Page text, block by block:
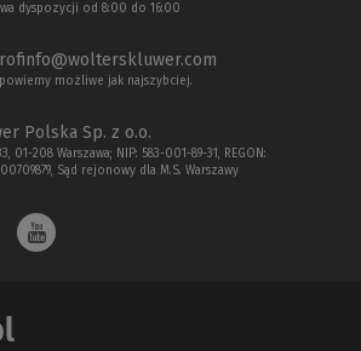
dyspozycji od 8:00 do 16:00
możliwe jak najszybciej.
Polska Sp. z o.o.
01-208 Warszawa; NIP: 583-001-89-31, REGON:
Sąd rejonowy dla M.S. Warszawy